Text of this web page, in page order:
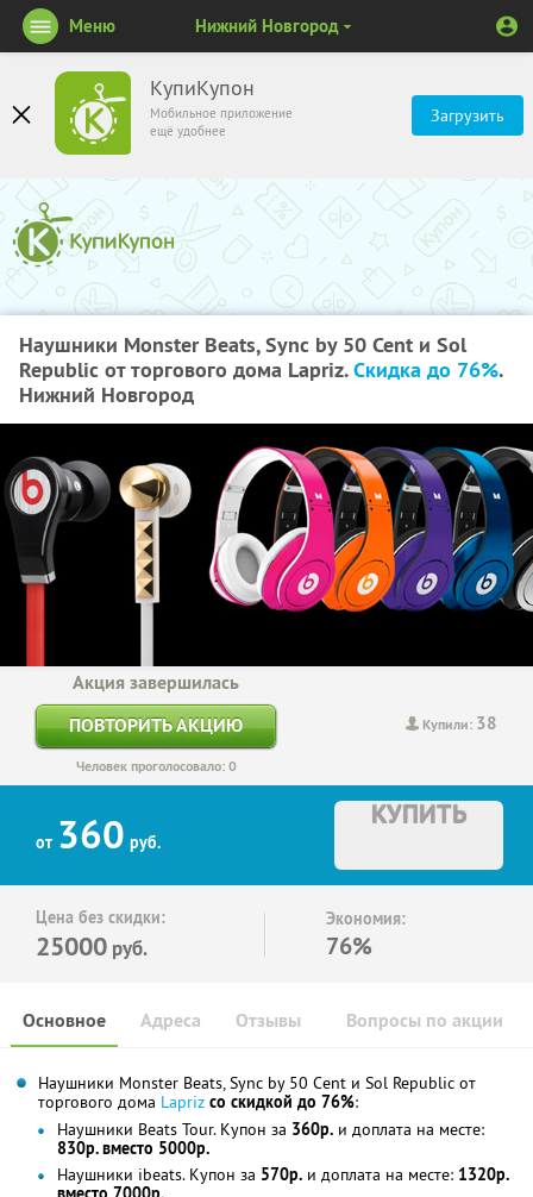
КупиКупон
Мобильное приложение
ещё удобнее
Загрузить
Меню Нижний Новгород
Наушники Monster Beats, Sync by 50 Cent и Sol
Republic от торгового дома Lapriz.Скидка до 76%.
Нижний Новгород
Купили: 38
Акция завершилась
ПОВТОРИТЬ АКЦИЮ
Человек проголосовало: 0
от 360 руб.
КУПИТЬ
Цена без скидки:
25000 руб.
Экономия:
76%
Основное Отзывы Вопросы по акции
Адреса
Наушники Monster Beats, Sync by 50 Cent и Sol Republic от
торгового дома Lapriz со скидкой до 76%:
Наушники Beats Tour. Купон за 360р. и доплата на месте:
830р. вместо 5000р.
Наушники ibeats. Купон за 570р. и доплата на месте: 1320р.